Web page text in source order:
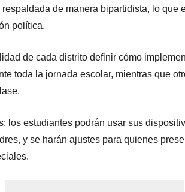
de manera bipartidista, lo que
política.
de cada distrito definir cómo
toda la jornada escolar, mientras que
los estudiantes podrán usar sus
y se harán ajustes para quienes